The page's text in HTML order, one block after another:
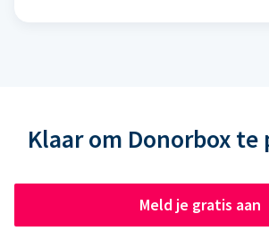
Klaar om Donorbox te
Meld je gratis aan